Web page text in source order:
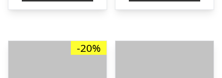
kr. 249,00.kr. 239,00.
kr. 259,00.kr.
-20%